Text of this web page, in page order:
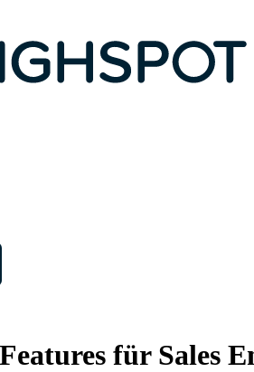
für Sales